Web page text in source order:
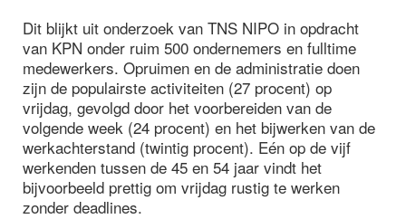
Dit blijkt uit onderzoek van TNS NIPO in opdracht
van KPN onder ruim 500 ondernemers en fulltime
medewerkers. Opruimen en de administratie doen
zijn de populairste activiteiten (27 procent) op
vrijdag, gevolgd door het voorbereiden van de
volgende week (24 procent) en het bijwerken van de
werkachterstand (twintig procent). Eén op de vijf
werkenden tussen de 45 en 54 jaar vindt het
bijvoorbeeld prettig om vrijdag rustig te werken
zonder deadlines.